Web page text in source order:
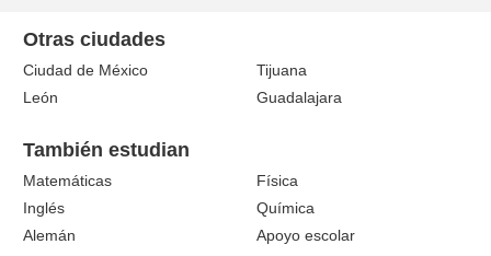
Otras ciudades
Ciudad de México
Tijuana
León
Guadalajara
También estudian
Matemáticas
Física
Inglés
Química
Alemán
Apoyo escolar